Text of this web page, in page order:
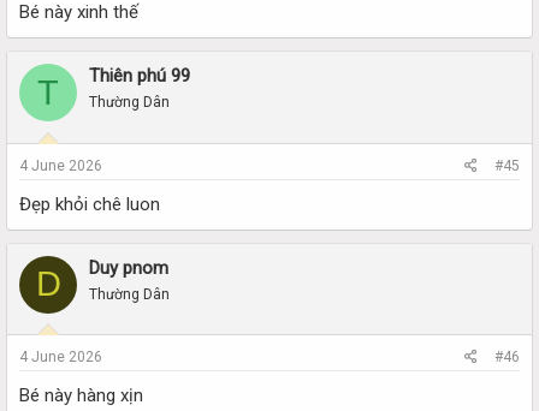
Bé này xinh thế
T Thiên phú 99
Thường Dân
4 June 2026 #45
Đẹp khỏi chê luon
D Duy pnom
Thường Dân
4 June 2026 #46
Bé này hàng xịn